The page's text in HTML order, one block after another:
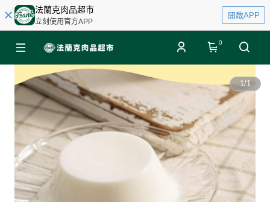
法蘭克肉品超市
立刻使用官方APP
開啟APP
0
1/1